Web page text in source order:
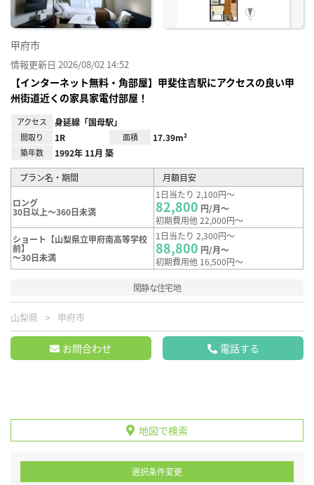
甲府市
情報更新日 2026/08/02 14:52
【インターネット無料・角部屋】甲斐住吉駅にアクセスの良い甲
州街道近くの家具家電付部屋！
アクセス 身延線「国母駅」
間取り 1R 面積 17.39m²
築年数 1992年 11月 築
プラン名・期間 月額目安
ロング
30日以上～360日未満
1日当たり 2,100円～
82,800 円/月～
初期費用他 22,000円～
ショート【山梨県立甲府南高等学校
前】
～30日未満
1日当たり 2,300円～
88,800 円/月～
初期費用他 16,500円～
閑静な住宅地
山梨県 甲府市
お問合わせ 電話する
地図で検索
選択条件変更